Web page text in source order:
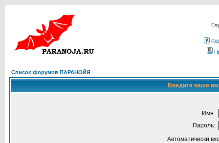
Список форумов ПАРАНОЙЯ
Введите ваше
Имя:
Пароль:
Автоматически